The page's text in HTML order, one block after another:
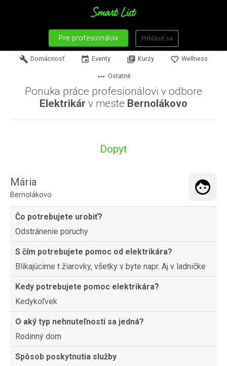
Pre profesionálov Prihlásiť sa
build Domácnosť event Eventy library_books Kurzy favorite_border Wellness
more_horiz Ostatné
Ponuka práce profesionálovi v odbore
Elektrikár v meste Bernolákovo
Dopyt
Mária
Bernolákovo
Čo potrebujete urobiť?
Odstránenie poruchy
S čím potrebujete pomoc od elektrikára?
Blikajúcime t žiarovky, všetky v byte napr. Aj v ladničke
Kedy potrebujete pomoc elektrikára?
Kedykoľvek
O aký typ nehnuteľnosti sa jedná?
Rodinný dom
Spôsob poskytnutia služby